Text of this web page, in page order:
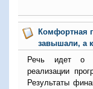
Комфортная
завышали, а
Речь идет о
реализации
Результаты